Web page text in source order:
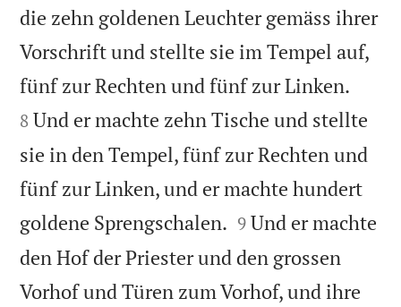
die zehn goldenen Leuchter gemäss ihrer
Vorschrift und stellte sie im Tempel auf,
fünf zur Rechten und fünf zur Linken.
8 Und er machte zehn Tische und stellte
sie in den Tempel, fünf zur Rechten und
fünf zur Linken, und er machte hundert
goldene Sprengschalen. 

9 Und er machte
den Hof der Priester und den grossen
Vorhof und Türen zum Vorhof, und ihre